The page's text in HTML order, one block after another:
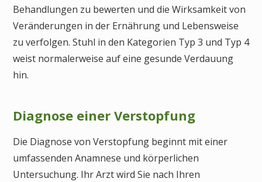
Behandlungen zu bewerten und die Wirksamkeit von
Veränderungen in der Ernährung und Lebensweise
zu verfolgen. Stuhl in den Kategorien Typ 3 und Typ 4
weist normalerweise auf eine gesunde Verdauung
hin.
Diagnose einer Verstopfung
Die Diagnose von Verstopfung beginnt mit einer
umfassenden Anamnese und körperlichen
Untersuchung. Ihr Arzt wird Sie nach Ihren